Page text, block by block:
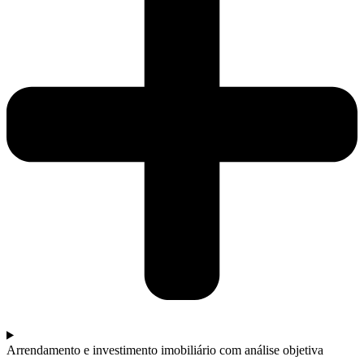
Arrendamento e investimento imobiliário com análise objetiva